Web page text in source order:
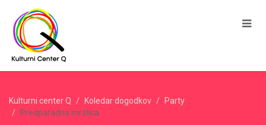
Kulturni center Q Koledar dogodkov
Party
Predparadna mrzlica